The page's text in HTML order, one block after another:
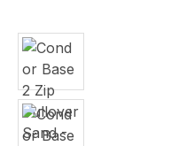
Bildergalerie